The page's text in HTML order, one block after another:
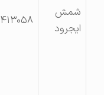
شمش
ایجرود
۹۱۲۱۴۱۳۰۵۸